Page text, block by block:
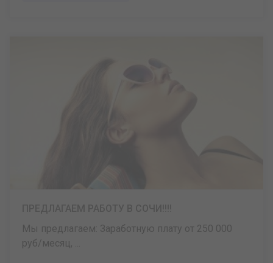
Мы предлагаем: Заработную плату от 250 000
руб/месяц, ...